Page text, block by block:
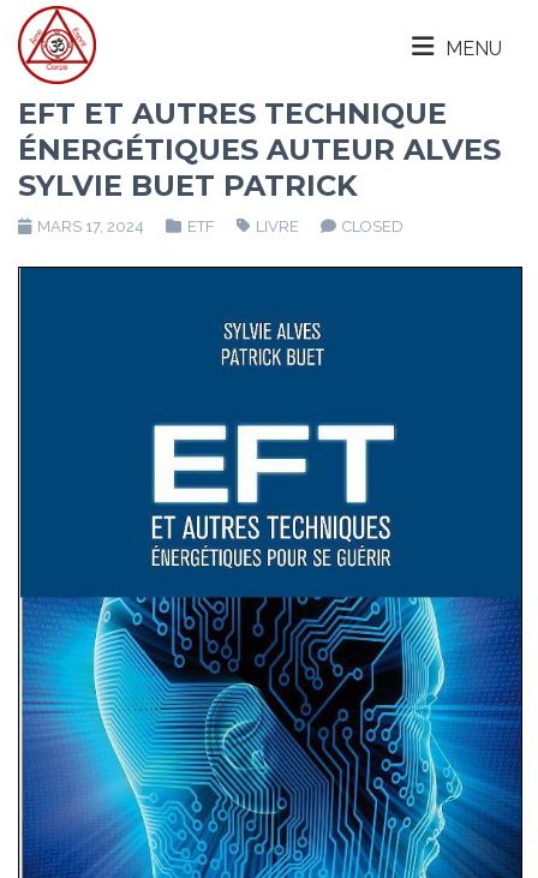
MENU
EFT ET AUTRES TECHNIQUE
ÉNERGÉTIQUES AUTEUR ALVES
SYLVIE BUET PATRICK
MARS 17, 2024 ETF LIVRE CLOSED